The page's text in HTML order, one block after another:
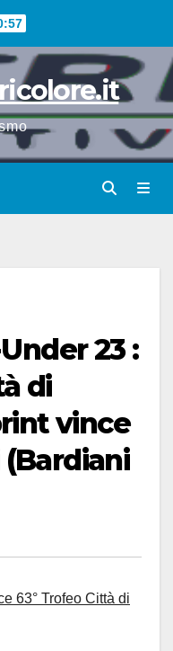
23 :
di
vince
63° Trofeo Città di